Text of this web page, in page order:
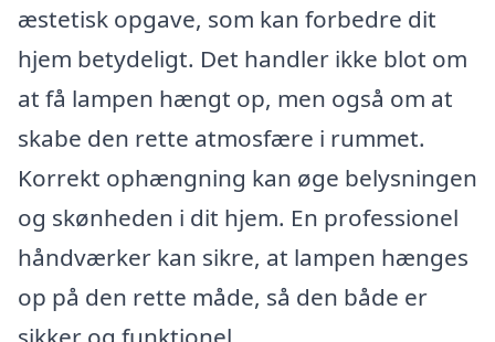
æstetisk opgave, som kan forbedre dit
hjem betydeligt. Det handler ikke blot om
at få lampen hængt op, men også om at
skabe den rette atmosfære i rummet.
Korrekt ophængning kan øge belysningen
og skønheden i dit hjem. En professionel
håndværker kan sikre, at lampen hænges
op på den rette måde, så den både er